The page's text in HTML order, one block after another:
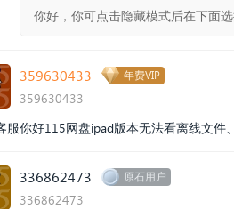
你好，你可点击隐藏模式后在下面
359630433 年费VIP
359630433
服你好115网盘ipad版本无法看离线文件
336862473 原石用户
336862473